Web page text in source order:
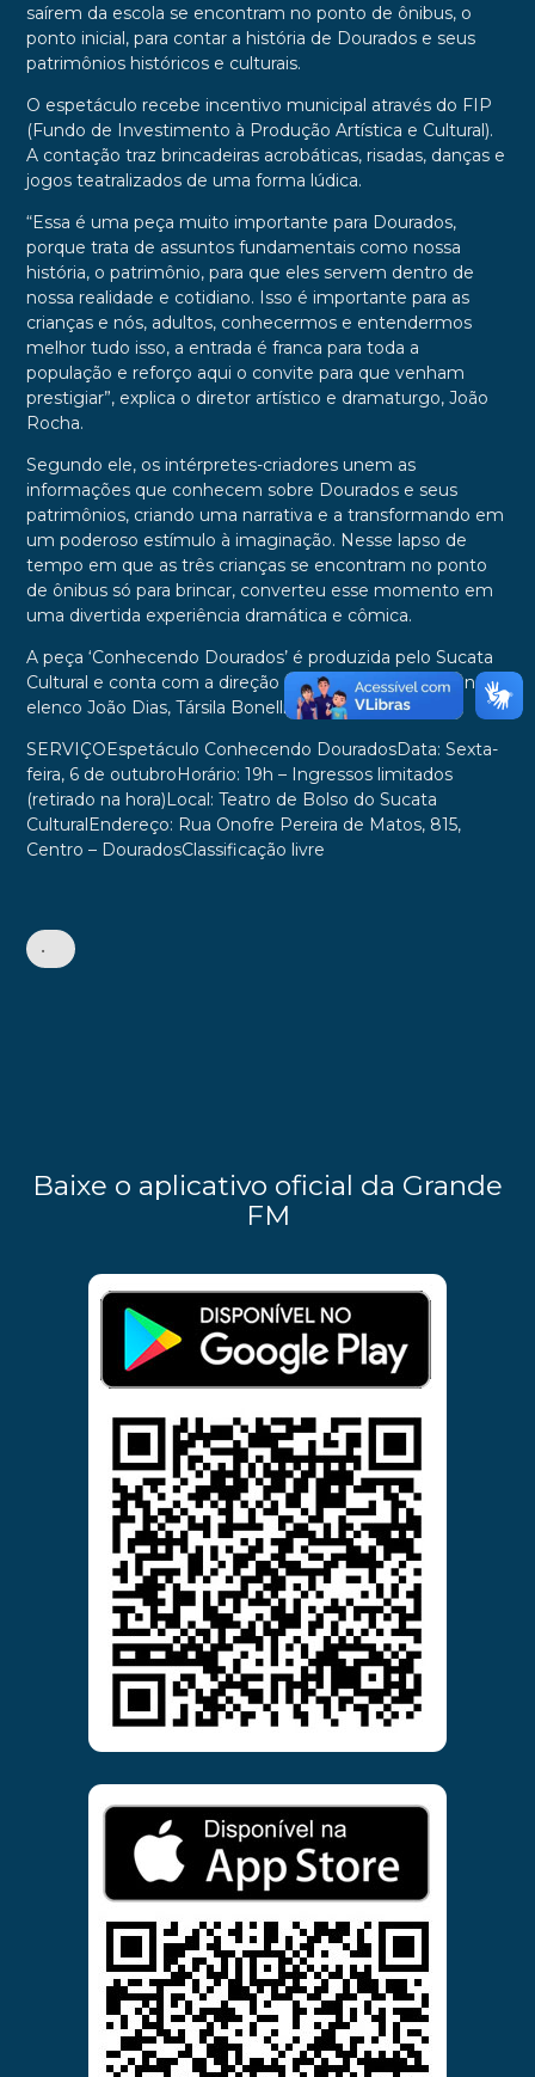
saírem da escola se encontram no ponto de ônibus, o
ponto inicial, para contar a história de Dourados e seus
patrimônios históricos e culturais.
O espetáculo recebe incentivo municipal através do FIP
(Fundo de Investimento à Produção Artística e Cultural).
A contação traz brincadeiras acrobáticas, risadas, danças e
jogos teatralizados de uma forma lúdica.
“Essa é uma peça muito importante para Dourados,
porque trata de assuntos fundamentais como nossa
história, o patrimônio, para que eles servem dentro de
nossa realidade e cotidiano. Isso é importante para as
crianças e nós, adultos, conhecermos e entendermos
melhor tudo isso, a entrada é franca para toda a
população e reforço aqui o convite para que venham
prestigiar”, explica o diretor artístico e dramaturgo, João
Rocha.
Segundo ele, os intérpretes-criadores unem as
informações que conhecem sobre Dourados e seus
patrimônios, criando uma narrativa e a transformando em
um poderoso estímulo à imaginação. Nesse lapso de
tempo em que as três crianças se encontram no ponto
de ônibus só para brincar, converteu esse momento em
uma divertida experiência dramática e cômica.
A peça ‘Conhecendo Dourados’ é produzida pelo Sucata
Cultural e conta com a direção de João Rocha e traz no
elenco João Dias, Társila Bonelli e Junior de Oliveira.
SERVIÇOEspetáculo Conhecendo DouradosData: Sexta-
feira, 6 de outubroHorário: 19h – Ingressos limitados
(retirado na hora)Local: Teatro de Bolso do Sucata
CulturalEndereço: Rua Onofre Pereira de Matos, 815,
Centro – DouradosClassificação livre
•
Baixe o aplicativo oficial da Grande
FM